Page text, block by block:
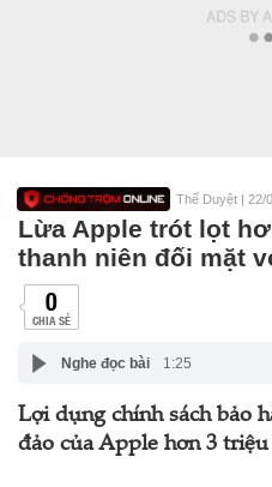
Thế Duyệt | 22/
Lừa Apple trót lọt
thanh niên đối mặt
0
CHIA SẺ
Nghe đọc bài 1:25
Lợi dụng chính sách bảo
đảo của Apple hơn 3 triệu